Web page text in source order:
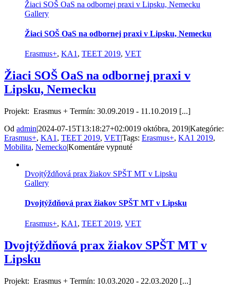
Martin
v
Nemecko
Žiaci SOŠ OaS na odbornej praxi v Lipsku, Nemecku
Gallery
Žiaci SOŠ OaS na odbornej praxi v Lipsku, Nemecku
Erasmus+, KA1, TEET 2019, VET
Žiaci SOŠ OaS na odbornej praxi v
Lipsku, Nemecku
Projekt: Erasmus + Termín: 30.09.2019 - 11.10.2019 [...]
Od admin|2024-07-15T13:18:27+02:0019 októbra, 2019|Kategórie:
Erasmus+, KA1 , TEET 2019, VET|Tags: Erasmus+, KA1 2019,
Mobilita, Nemecko|Komentáre vypnuténa
OaS
praxi
Lipsku,
Nemecku
Dvojtýždňová prax žiakov SPŠT MT v Lipsku
Gallery
Dvojtýždňová prax žiakov SPŠT MT v Lipsku
Erasmus+, KA1 , TEET 2019, VET
Dvojtýždňová prax žiakov SPŠT MT v
Lipsku
Projekt: Erasmus + Termín: 10.03.2020 - 22.03.2020 [...]